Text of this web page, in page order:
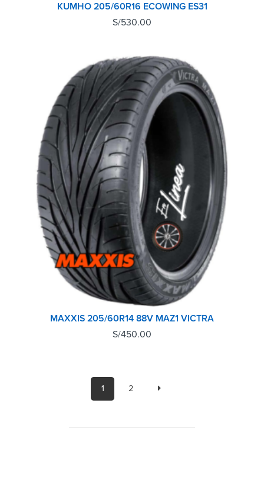
KUMHO 205/60R16 ECOWING ES31
S/530.00
MAXXIS 205/60R14 88V MAZ1 VICTRA
S/450.00
1 2